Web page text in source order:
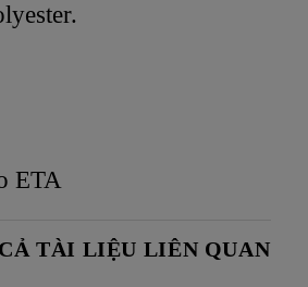
ETA
TÀI LIỆU LIÊN QUAN